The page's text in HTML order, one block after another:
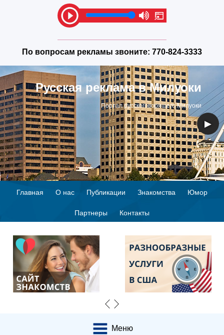
По вопросам рекламы звоните: 770-824-3333
Русская реклама в Милуоки
Портал русскоговорящего Милуоки
◀ ▶
Главная О нас Публикации Знакомства Юмор
Партнеры Контакты
Меню